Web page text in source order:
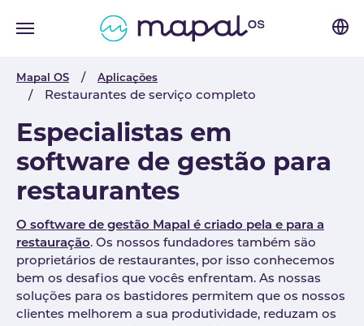
You are here:
Mapal OS Aplicações
Restaurantes de serviço completo
Especialistas em
software de gestão para
restaurantes
O software de gestão Mapal é criado pela e para a
restauração. Os nossos fundadores também são
proprietários de restaurantes, por isso conhecemos
bem os desafios que vocês enfrentam. As nossas
soluções para os bastidores permitem que os nossos
clientes melhorem a sua produtividade, reduzam os